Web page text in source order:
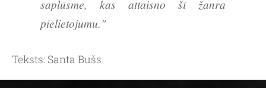
saplūsme, kas attaisno šī žanra
pielietojumu."
Teksts: Santa Bušs